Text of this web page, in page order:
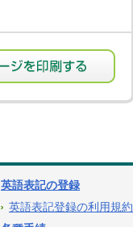
英語表記の登録
英語表記登録の利用規約